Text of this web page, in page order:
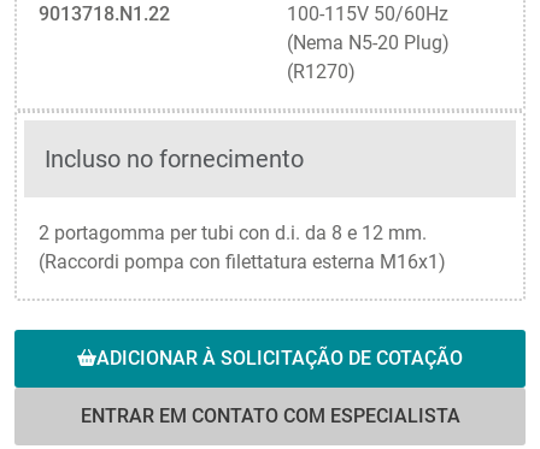
9013718.N1.22
100-115V 50/60Hz
(Nema N5-20 Plug)
(R1270)
Incluso no fornecimento
2 portagomma per tubi con d.i. da 8 e 12 mm.
(Raccordi pompa con filettatura esterna M16x1)
ADICIONAR À SOLICITAÇÃO DE COTAÇÃO
ENTRAR EM CONTATO COM ESPECIALISTA